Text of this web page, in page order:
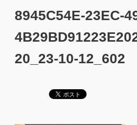
8945C54E-23EC-
20_23-10-12_602